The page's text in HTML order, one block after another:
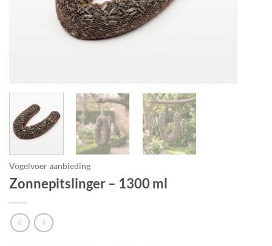
Vogelvoer aanbieding
Zonnepitslinger – 1300 ml